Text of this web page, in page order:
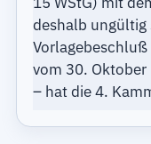
deshalb ungültig
vom 30.
– hat die 4.